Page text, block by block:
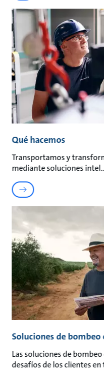
Qué hacemos
Transportamos y
mediante soluciones intel
Soluciones de
Las soluciones de
desafíos de los clientes en